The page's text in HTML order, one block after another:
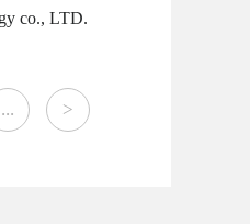
co., LTD.
... >